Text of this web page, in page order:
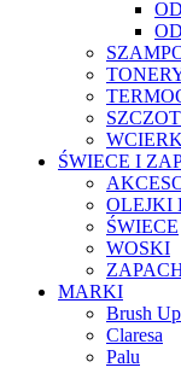
ŚWIECE I
OLEJKI
ŚWIECE
WOSKI
MARKI
Brush
Claresa
Palu